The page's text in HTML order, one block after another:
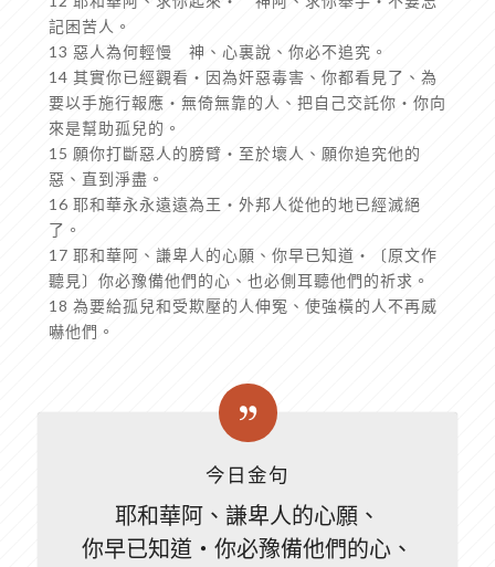
記困苦人。
13 惡人為何輕慢 神、心裏說、你必不追究。
14 其實你已經觀看‧因為奸惡毒害、你都看見了、為
要以手施行報應‧無倚無靠的人、把自己交託你‧你向
來是幫助孤兒的。
15 願你打斷惡人的膀臂‧至於壞人、願你追究他的
惡、直到淨盡。
16 耶和華永永遠遠為王‧外邦人從他的地已經滅絕
了。
17 耶和華阿、謙卑人的心願、你早已知道‧〔原文作
聽見〕你必豫備他們的心、也必側耳聽他們的祈求。
18 為要給孤兒和受欺壓的人伸冤、使強橫的人不再威
嚇他們。
今日金句
耶和華阿、謙卑人的心願、
你早已知道‧你必豫備他們的心、